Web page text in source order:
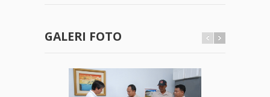
GALERI FOTO